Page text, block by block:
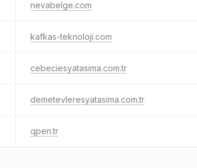
nevabelge.com
kafkas-teknoloji.com
cebeciesyatasima.com.tr
demetevleresyatasima.com.tr
qpen.tr